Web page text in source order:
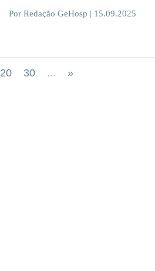
Por Redação GeHosp | 15.09.2025
20 30 ... »